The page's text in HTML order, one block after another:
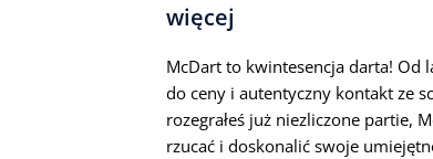
więcej
McDart to kwintesencja darta! Od
do ceny i autentyczny kontakt ze
rozegrałeś już niezliczone partie,
rzucać i doskonalić swoje